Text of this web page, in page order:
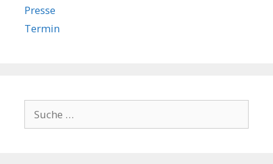
Presse
Termin
nach: